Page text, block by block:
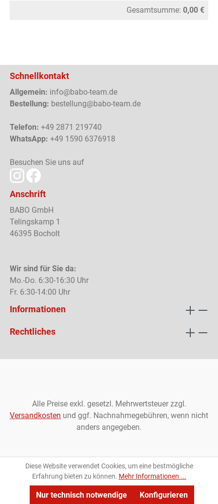
Gesamtsumme: 0,00 €
Schnellkontakt
Allgemein: info@babo-team.de
Bestellung: bestellung@babo-team.de
Telefon: +49 2871 219740
WhatsApp: +49 1590 6376918
Besuchen Sie uns auf
Anschrift
BABO GmbH
Telingskamp 1
46395 Bocholt
Wir sind für Sie da:
Mo.-Do. 6:30-16:30 Uhr
Fr. 6:30-14:00 Uhr
Informationen
Rechtliches
Alle Preise exkl. gesetzl. Mehrwertsteuer zzgl.
Versandkosten und ggf. Nachnahmegebühren, wenn nicht
anders angegeben.
Diese Website verwendet Cookies, um eine bestmögliche
Erfahrung bieten zu können. Mehr Informationen ...
Nur technisch notwendige Konfigurieren